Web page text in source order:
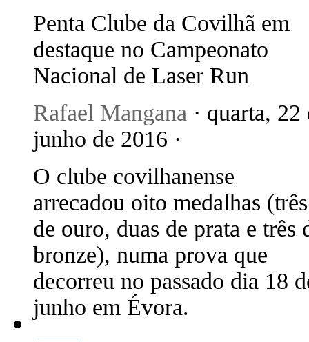
Penta Clube da Covilhã em
destaque no Campeonato
Nacional de Laser Run
Rafael Mangana · quarta, 22
junho de 2016 ·
O clube covilhanense
arrecadou oito medalhas (três
de ouro, duas de prata e três
bronze), numa prova que
decorreu no passado dia 18
junho em Évora.